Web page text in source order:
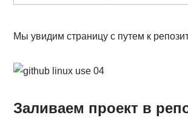
Мы увидим страницу с путем к
Заливаем проект в